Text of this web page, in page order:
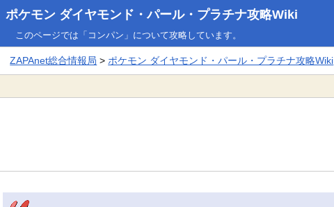
ポケモン ダイヤモンド・パール・プラチナ攻略Wiki
このページでは「コンパン」について攻略しています。
ZAPAnet総合情報局 >ポケモン ダイヤモンド・パール・プラチナ攻略Wiki